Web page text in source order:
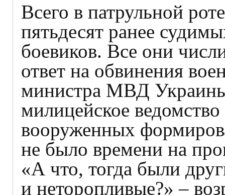
Всего в патрульной
пятьдесят ранее
боевиков. Все они
ответ на обвинения
министра МВД
милицейское ведомство
вооруженных
не было времени на
«А что, тогда были
и неторопливые?» –